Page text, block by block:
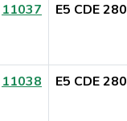
11037 E5 CDE 280
11038 E5 CDE 280